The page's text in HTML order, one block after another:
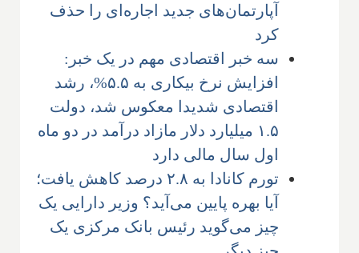
آپارتمان‌های جدید اجاره‌ای را حذف
کرد
سه خبر اقتصادی مهم در یک خبر:
افزایش نرخ بیکاری به ۵.۵%، رشد
اقتصادی شدیدا معکوس شد، دولت
۱.۵ میلیارد دلار مازاد درآمد در دو ماه
اول سال مالی دارد
تورم کانادا به ۲.۸ درصد کاهش یافت؛
آیا بهره پایین می‌آید؟ وزیر دارایی یک
چیز می‌گوید رئیس بانک مرکزی یک